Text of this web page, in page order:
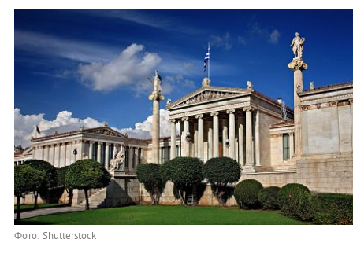
Фото: Shutterstock